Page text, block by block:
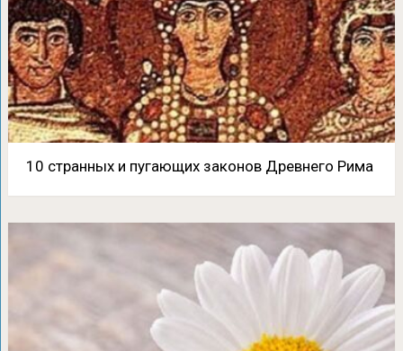
10 странных и пугающих законов Древнего Рима